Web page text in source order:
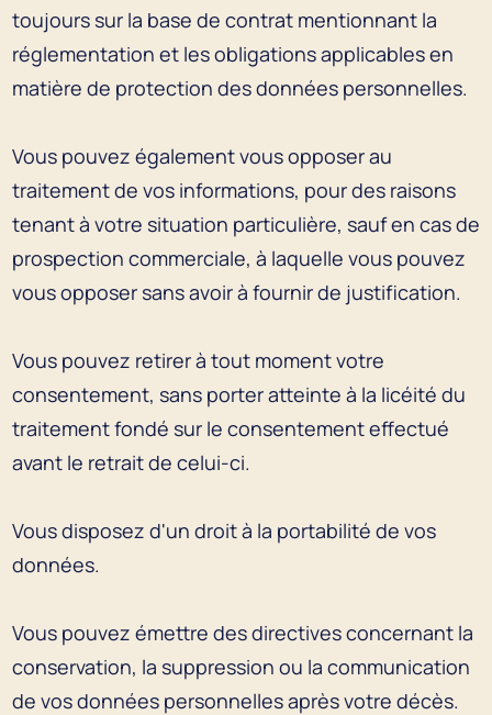
toujours sur la base de contrat mentionnant la
réglementation et les obligations applicables en
matière de protection des données personnelles.
Vous pouvez également vous opposer au
traitement de vos informations, pour des raisons
tenant à votre situation particulière, sauf en cas de
prospection commerciale, à laquelle vous pouvez
vous opposer sans avoir à fournir de justification.
Vous pouvez retirer à tout moment votre
consentement, sans porter atteinte à la licéité du
traitement fondé sur le consentement effectué
avant le retrait de celui-ci.
Vous disposez d'un droit à la portabilité de vos
données.
Vous pouvez émettre des directives concernant la
conservation, la suppression ou la communication
de vos données personnelles après votre décès.